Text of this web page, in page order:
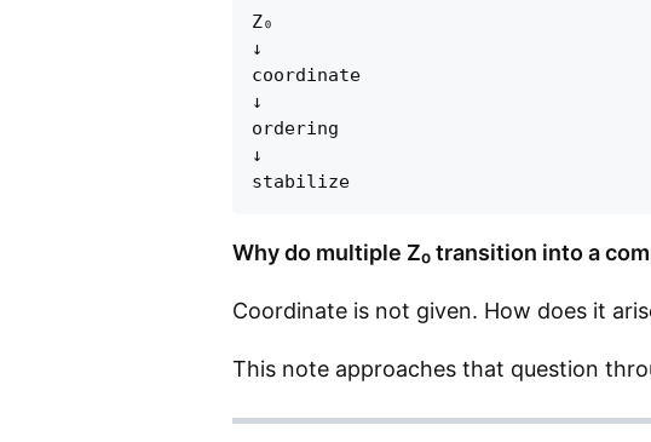
Z₀
↓
coordinate
↓
ordering
↓
Why do multiple Z₀ transition into a
Coordinate is not given. How does it
This note approaches that question